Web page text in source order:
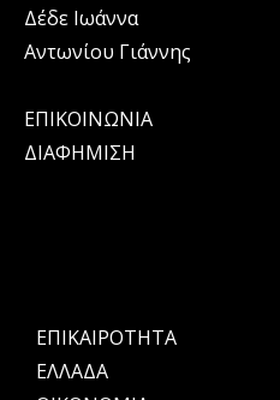
Δέδε Ιωάννα
Αντωνίου Γιάννης
ΕΠΙΚΟΙΝΩΝΙΑ
ΔΙΑΦΗΜΙΣΗ
ΕΠΙΚΑΙΡΟΤΗΤΑ
ΕΛΛΑΔΑ